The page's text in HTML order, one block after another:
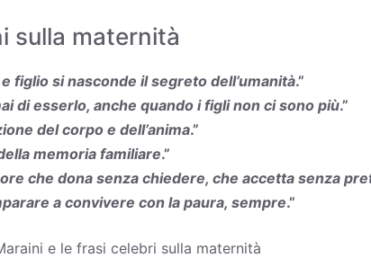
sulla maternità
figlio si nasconde il segreto dell’umanità.”
di esserlo, anche quando i figli non ci sono più.”
del corpo e dell’anima.”
memoria familiare.”
che dona senza chiedere, che accetta senza
a convivere con la paura, sempre.”
e le frasi celebri sulla maternità